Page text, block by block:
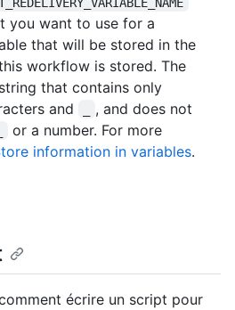
you want to use for a
that will be stored in the
workflow is stored. The
that contains only
and
, and does not
or a number. For more
information in variables.
écrire un script pour